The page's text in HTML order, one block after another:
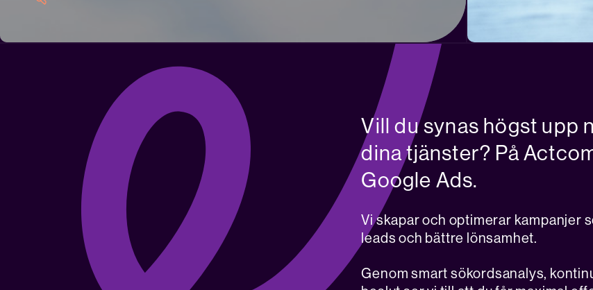
Vill du synas högst upp
dina tjänster? På
Google Ads.
Vi skapar och optimerar kampanjer
leads och bättre lönsamhet.
Genom smart sökordsanalys,